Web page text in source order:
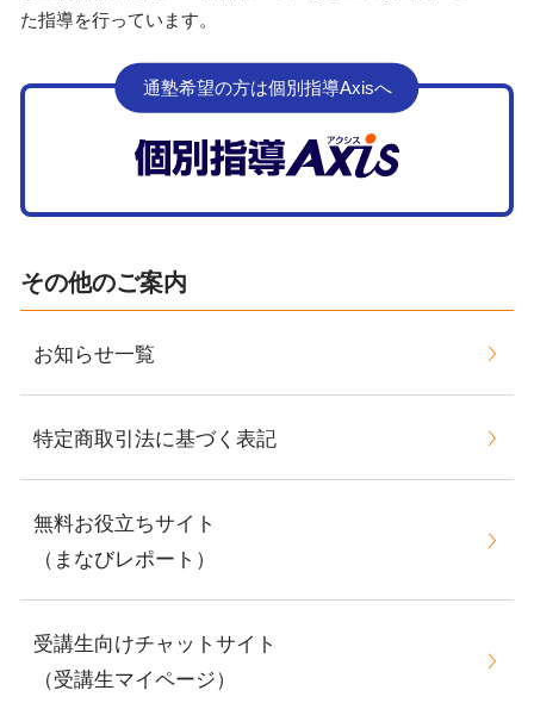
た指導を行っています。
通塾希望の方は個別指導Axisへ
その他のご案内
お知らせ一覧
特定商取引法に基づく表記
無料お役立ちサイト
（まなびレポート）
受講生向けチャットサイト
（受講生マイページ）